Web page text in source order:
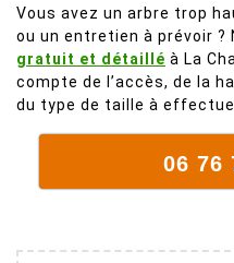
Vous avez un arbre trop
ou un entretien à prévoir ?
gratuit et détaillé à La
compte de l’accès, de la
du type de taille à
06 76